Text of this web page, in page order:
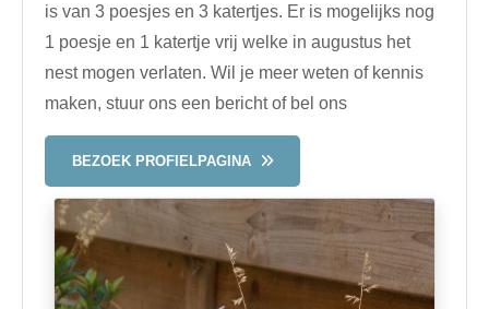
is van 3 poesjes en 3 katertjes. Er is mogelijks nog
1 poesje en 1 katertje vrij welke in augustus het
nest mogen verlaten. Wil je meer weten of kennis
maken, stuur ons een bericht of bel ons
BEZOEK PROFIELPAGINA